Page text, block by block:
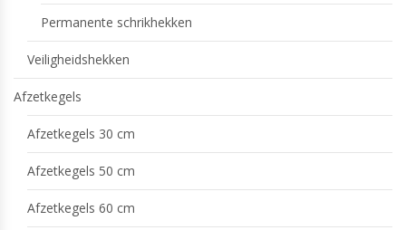
Permanente schrikhekken
Veiligheidshekken
Afzetkegels
Afzetkegels 30 cm
Afzetkegels 50 cm
Afzetkegels 60 cm